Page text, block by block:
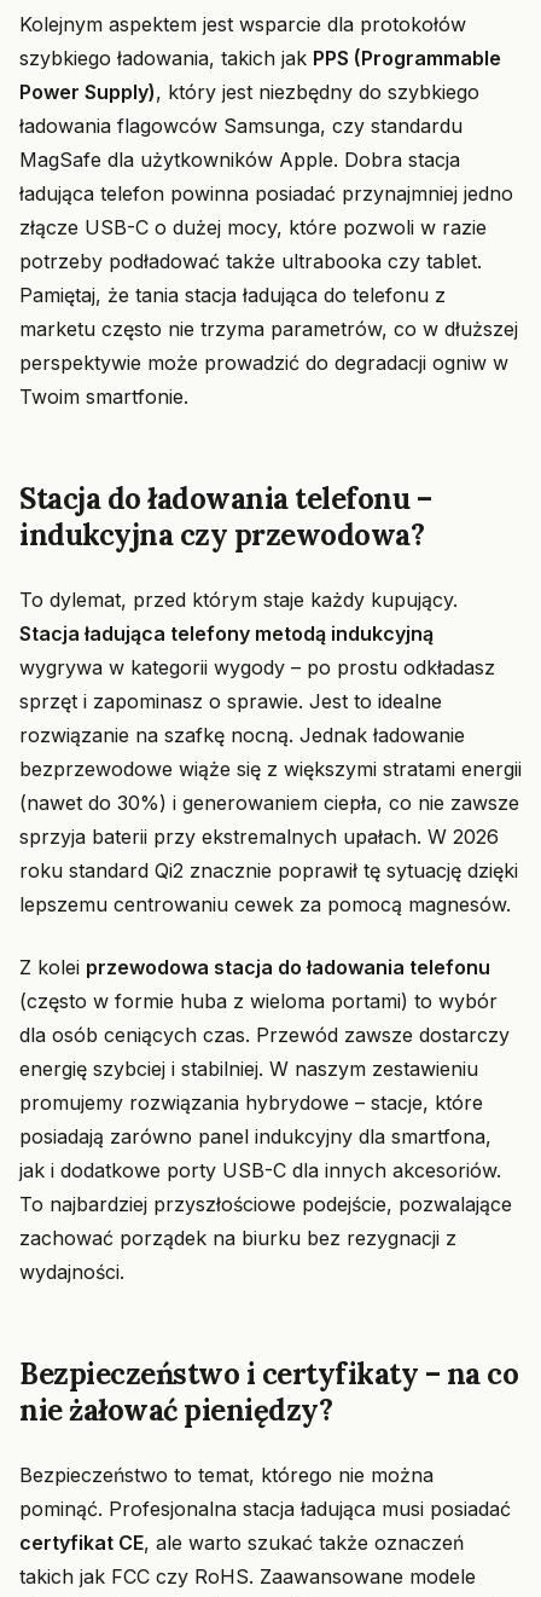
Kolejnym aspektem jest wsparcie dla protokołów
szybkiego ładowania, takich jak PPS (Programmable
Power Supply), który jest niezbędny do szybkiego
ładowania flagowców Samsunga, czy standardu
MagSafe dla użytkowników Apple. Dobra stacja
ładująca telefon powinna posiadać przynajmniej jedno
złącze USB-C o dużej mocy, które pozwoli w razie
potrzeby podładować także ultrabooka czy tablet.
Pamiętaj, że tania stacja ładująca do telefonu z
marketu często nie trzyma parametrów, co w dłuższej
perspektywie może prowadzić do degradacji ogniw w
Twoim smartfonie.
Stacja do ładowania telefonu –
indukcyjna czy przewodowa?
To dylemat, przed którym staje każdy kupujący.
Stacja ładująca telefony metodą indukcyjną
wygrywa w kategorii wygody – po prostu odkładasz
sprzęt i zapominasz o sprawie. Jest to idealne
rozwiązanie na szafkę nocną. Jednak ładowanie
bezprzewodowe wiąże się z większymi stratami energii
(nawet do 30%) i generowaniem ciepła, co nie zawsze
sprzyja baterii przy ekstremalnych upałach. W 2026
roku standard Qi2 znacznie poprawił tę sytuację dzięki
lepszemu centrowaniu cewek za pomocą magnesów.
Z kolei przewodowa stacja do ładowania telefonu
(często w formie huba z wieloma portami) to wybór
dla osób ceniących czas. Przewód zawsze dostarczy
energię szybciej i stabilniej. W naszym zestawieniu
promujemy rozwiązania hybrydowe – stacje, które
posiadają zarówno panel indukcyjny dla smartfona,
jak i dodatkowe porty USB-C dla innych akcesoriów.
To najbardziej przyszłościowe podejście, pozwalające
zachować porządek na biurku bez rezygnacji z
wydajności.
Bezpieczeństwo i certyfikaty – na co
nie żałować pieniędzy?
Bezpieczeństwo to temat, którego nie można
pominąć. Profesjonalna stacja ładująca musi posiadać
certyfikat CE, ale warto szukać także oznaczeń
takich jak FCC czy RoHS. Zaawansowane modele